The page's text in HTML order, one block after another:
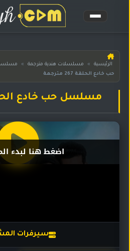
الرئيسية
مسلسلات
المترجمة
مسلسلات
مسلسلات
الرئيسية » مسلسلات هندية مترجمة »
حب خادع الحلقة 267 مترجمة
مسلسل حب خادع الحلقة 267
سيرفرات
اضغط هنا لبدء